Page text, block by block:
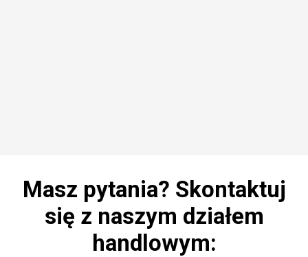
Masz pytania? Skontaktuj
się z naszym działem
handlowym: